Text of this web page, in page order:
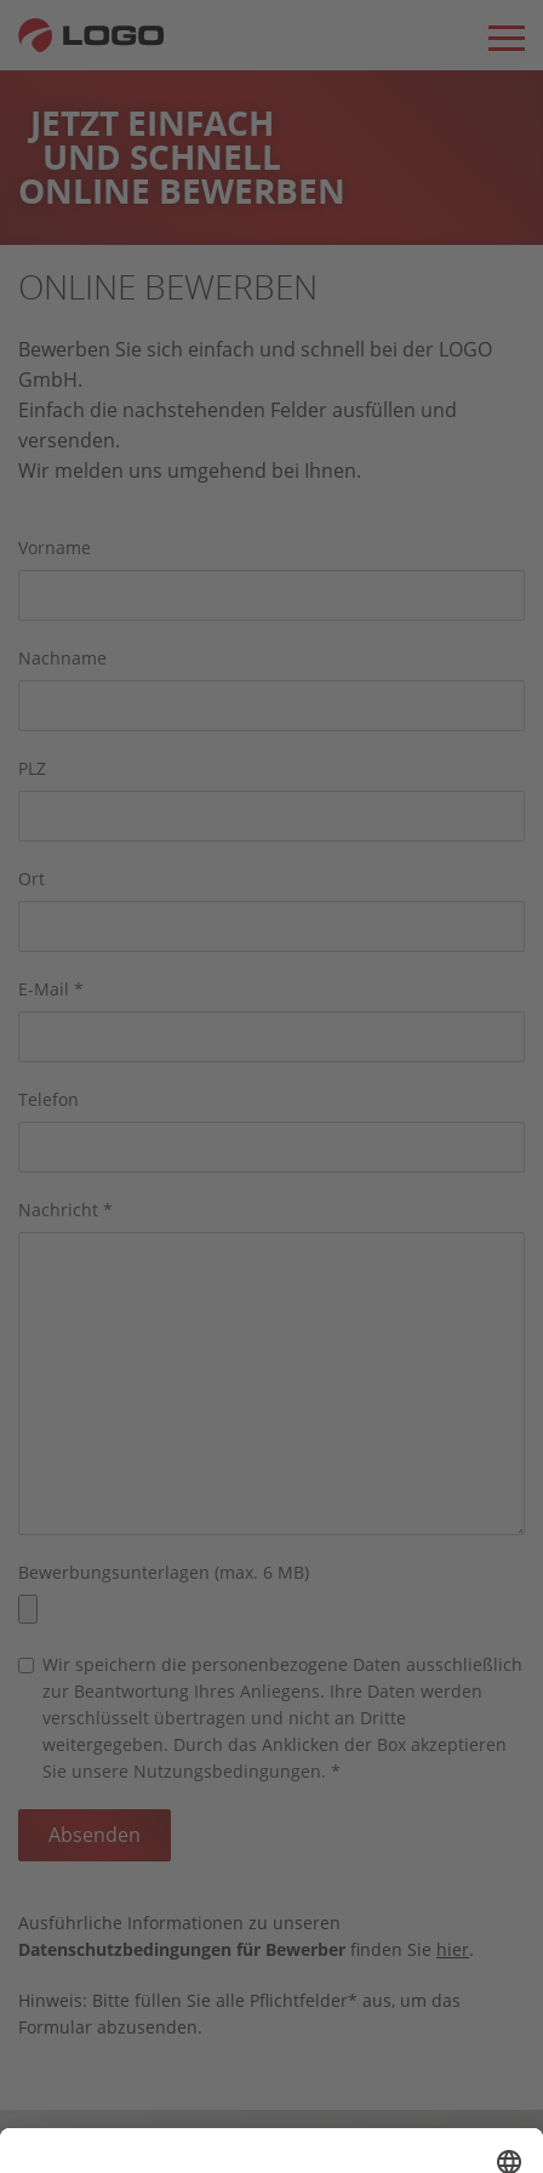
JETZT EINFACH
UND SCHNELL
ONLINE BEWERBEN
ONLINE BEWERBEN
Bewerben Sie sich einfach und schnell bei der LOGO
GmbH.
Einfach die nachstehenden Felder ausfüllen und
versenden.
Wir melden uns umgehend bei Ihnen.
Vorname
Nachname
PLZ
Ort
E-Mail *
Telefon
Nachricht *
Bewerbungsunterlagen (max. 6 MB)
Wir speichern die personenbezogene Daten ausschließlich
zur Beantwortung Ihres Anliegens. Ihre Daten werden
verschlüsselt übertragen und nicht an Dritte
weitergegeben. Durch das Anklicken der Box akzeptieren
Sie unsere Nutzungsbedingungen. *
Absenden
Ausführliche Informationen zu unseren
Datenschutzbedingungen für Bewerber finden Sie hier.
Hinweis: Bitte füllen Sie alle Pflichtfelder* aus, um das
Formular abzusenden.